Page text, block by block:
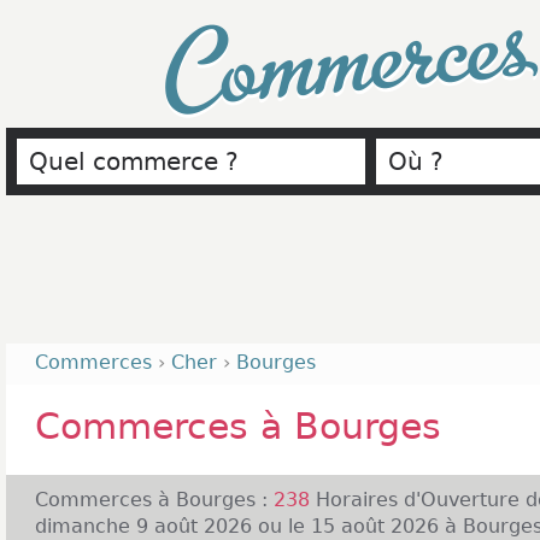
Commerces › Cher › Bourges
Commerces à Bourges
Commerces à Bourges : 238 Horaires d'Ouverture
dimanche 9 août 2026 ou le 15 août 2026 à